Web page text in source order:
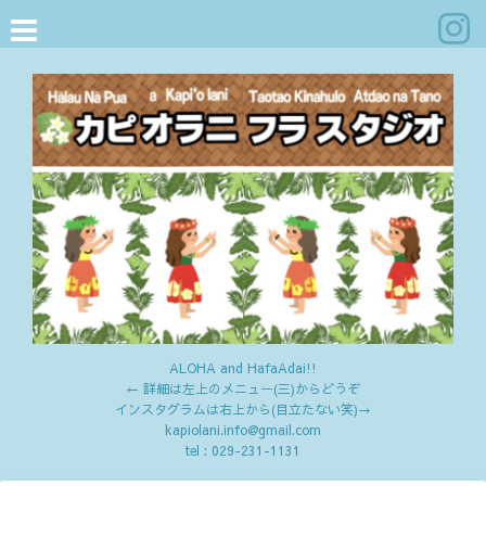
ALOHA and HafaAdai!!
← 詳細は左上のメニュー(三)からどうぞ
インスタグラムは右上から(目立たない笑)→
kapiolani.info@gmail.com
tel : 029-231-1131